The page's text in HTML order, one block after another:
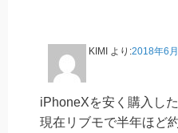
KIMI より:2018年6
iPhoneXを安く購入し
現在リブモで半年ほど